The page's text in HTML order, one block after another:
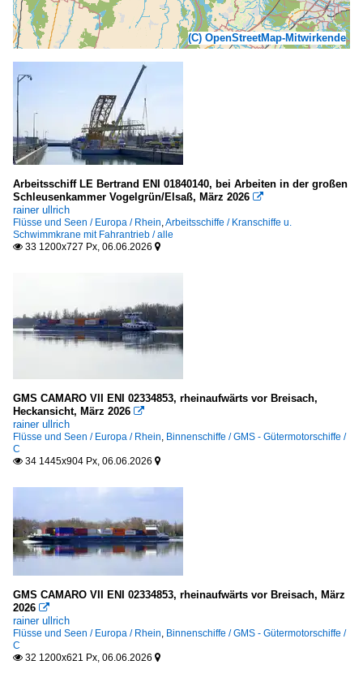
(C) OpenStreetMap-Mitwirkende
Arbeitsschiff LE Bertrand ENI 01840140, bei Arbeiten in der großen
Schleusenkammer Vogelgrün/Elsaß, März 2026 
rainer ullrich
Flüsse und Seen / Europa / Rhein,Arbeitsschiffe / Kranschiffe u.
Schwimmkrane mit Fahrantrieb / alle
 33 1200x727 Px, 06.06.2026 
GMS CAMARO VII ENI 02334853, rheinaufwärts vor Breisach,
Heckansicht, März 2026 
rainer ullrich
Flüsse und Seen / Europa / Rhein, Binnenschiffe / GMS - Gütermotorschiffe /
C
 34 1445x904 Px, 06.06.2026 
GMS CAMARO VII ENI 02334853, rheinaufwärts vor Breisach, März
2026 
rainer ullrich
Flüsse und Seen / Europa / Rhein, Binnenschiffe / GMS - Gütermotorschiffe /
C
 32 1200x621 Px, 06.06.2026 